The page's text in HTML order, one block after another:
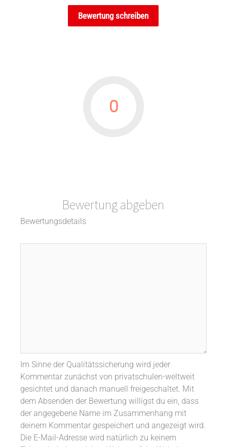
Bewertung schreiben
0
Bewertung abgeben
Bewertungsdetails
Im Sinne der Qualitätssicherung wird jeder
Kommentar zunächst von privatschulen-weltweit
gesichtet und danach manuell freigeschaltet. Mit
dem Absenden der Bewertung willigst du ein, dass
der angegebene Name im Zusammenhang mit
deinem Kommentar gespeichert und angezeigt wird.
Die E-Mail-Adresse wird natürlich zu keinem